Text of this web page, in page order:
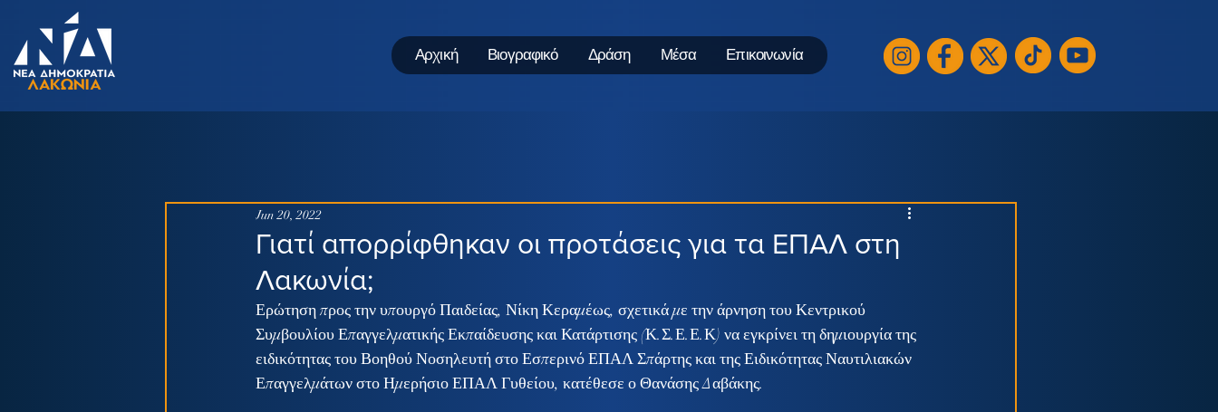
Αρχική Βιογραφικό Δράση Μέσα Επικοινωνία
Γιατί απορρίφθηκαν οι προτάσεις για τα ΕΠΑΛ στη
Λακωνία;
Jun 20, 2022
Ερώτηση προς την υπουργό Παιδείας, Νίκη Κεραμέως, σχετικά με την άρνηση του Κεντρικού
Συμβουλίου Επαγγελματικής Εκπαίδευσης και Κατάρτισης (Κ.Σ.Ε.Ε.Κ) να εγκρίνει τη δημιουργία της
ειδικότητας του Βοηθού Νοσηλευτή στο Εσπερινό ΕΠΑΛ Σπάρτης και της Ειδικότητας Ναυτιλιακών
Επαγγελμάτων στο Ημερήσιο ΕΠΑΛ Γυθείου, κατέθεσε ο Θανάσης Δαβάκης.